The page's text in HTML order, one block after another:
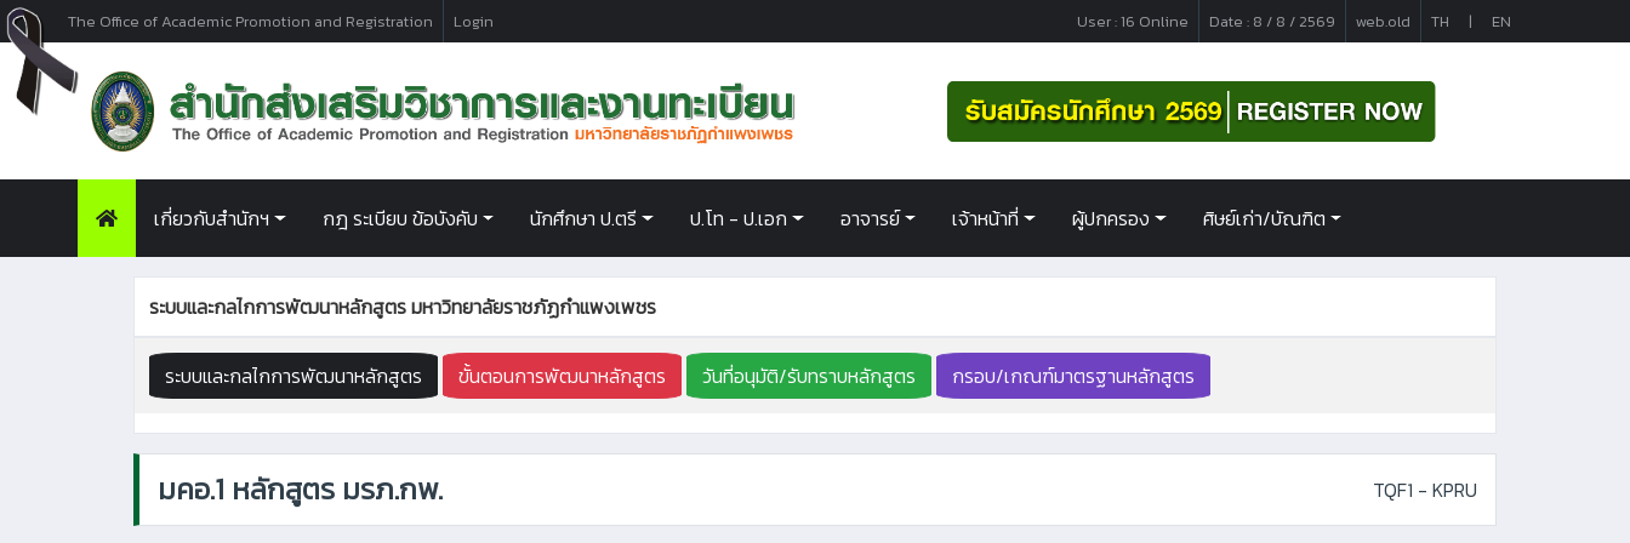
The Office of Academic Promotion and Registration Login User : 16 Online Date : 8 / 8 / 2569 web.old TH | EN
เกี่ยวกับสำนักฯ กฎ ระเบียบ ข้อบังคับ นักศึกษา ป.ตรี ป.โท - ป.เอก อาจารย์ เจ้าหน้าที่ ผู้ปกครอง ศิษย์เก่า/บัณฑิต
ระบบและกลไกการพัฒนาหลักสูตร มหาวิทยาลัยราชภัฏกำแพงเพชร
ระบบและกลไกการพัฒนาหลักสูตร ขั้นตอนการพัฒนาหลักสูตร วันที่อนุมัติ/รับทราบหลักสูตร กรอบ/เกณฑ์มาตรฐานหลักสูตร
มคอ.1 หลักสูตร มรภ.กพ. TQF1 - KPRU